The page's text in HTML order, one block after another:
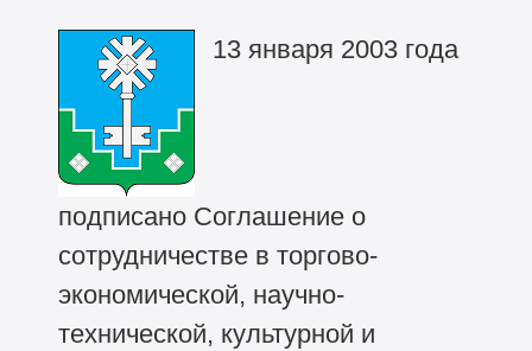
13 января 2003 года
подписано Соглашение о
сотрудничестве в торгово-
экономической, научно-
технической, культурной и